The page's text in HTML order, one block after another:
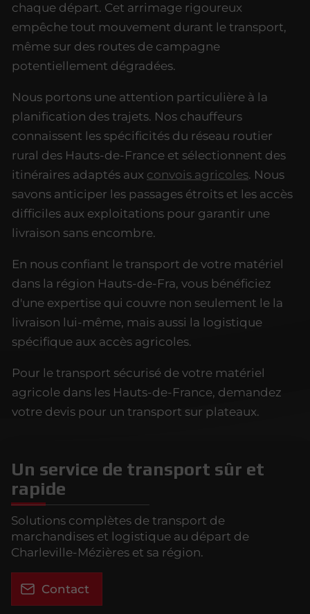
chaque départ. Cet arrimage rigoureux
empêche tout mouvement durant le transport,
même sur des routes de campagne
potentiellement dégradées.
Nous portons une attention particulière à la
planification des trajets. Nos chauffeurs
connaissent les spécificités du réseau routier
rural des Hauts-de-France et sélectionnent des
itinéraires adaptés aux convois agricoles. Nous
savons anticiper les passages étroits et les accès
difficiles aux exploitations pour garantir une
livraison sans encombre.
En nous confiant le transport de votre matériel
dans la région Hauts-de-Fra, vous bénéficiez
d'une expertise qui couvre non seulement le la
livraison lui-même, mais aussi la logistique
spécifique aux accès agricoles.
Pour le transport sécurisé de votre matériel
agricole dans les Hauts-de-France, demandez
votre devis pour un transport sur plateaux.
Un service de transport sûr et
rapide
Solutions complètes de transport de
marchandises et logistique au départ de
Charleville-Mézières et sa région.
Contact